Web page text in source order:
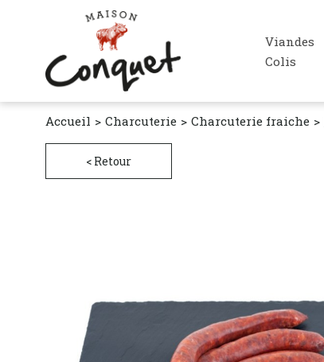
Viandes
Colis
Accueil Charcuterie Charcuterie fraiche
< Retour